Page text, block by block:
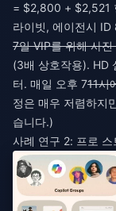
= $2,800 + $2,521
라이빗, 에이전시
7일 VIP를 위해 사
(3배 상호작용). HD
터. 매일 오후 711시
정은 매우 저렴하지
습니다.)
사례 연구 2: 프로